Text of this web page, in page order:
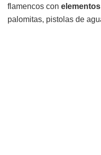
flamencos con
palomitas, pistolas de